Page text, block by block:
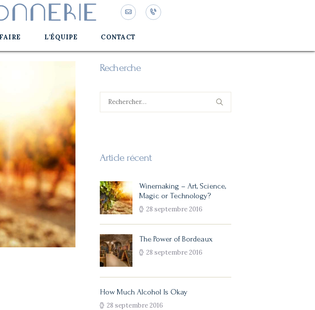
L’ÉQUIPE CONTACT
Recherche
Rechercher :
Article récent
Winemaking – Art, Science,
Magic or Technology?
28 septembre 2016
The Power of Bordeaux
28 septembre 2016
How Much Alcohol Is Okay
28 septembre 2016